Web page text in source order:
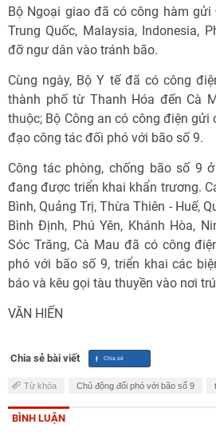
Bộ Ngoại giao đã có công hàm
Trung Quốc, Malaysia, Indonesia,
đỡ ngư dân vào tránh bão.
Cùng ngày, Bộ Y tế đã có công
thành phố từ Thanh Hóa đến Cà
thuộc; Bộ Công an có công điện
đạo công tác đối phó với bão số 9.
Công tác phòng, chống bão số 9
đang được triển khai khẩn trương.
Bình, Quảng Trị, Thừa Thiên - Huế,
Bình Định, Phú Yên, Khánh Hòa,
Sóc Trăng, Cà Mau đã có công
phó với bão số 9, triển khai các
báo và kêu gọi tàu thuyền vào nơi
VĂN HIẾN
Chia sẻ bài viết
Từ khóa Chủ động đối phó với bão số 9
BÌNH LUẬN